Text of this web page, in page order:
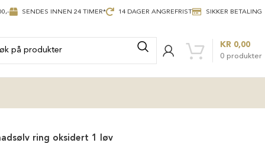
SENDES INNEN 24 TIMER* 14 DAGER ANGREFRIST SIKKER BETALING
0 produkter
KR 0,00
ring oksidert 1 løv